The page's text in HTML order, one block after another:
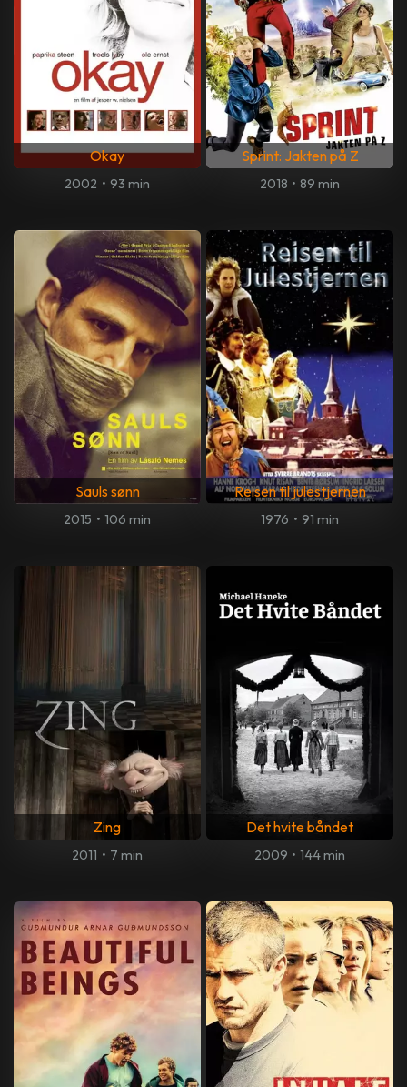
Okay
2002 • 93 min
Sprint: Jakten på Z
2018 • 89 min
Sauls sønn
2015 • 106 min
Reisen til julestjernen
1976 • 91 min
Zing
2011 • 7 min
Det hvite båndet
2009 • 144 min